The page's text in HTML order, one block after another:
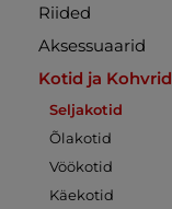
Riided
Aksessuaarid
Kotid ja Kohvrid
Seljakotid
Õlakotid
Vöökotid
Käekotid